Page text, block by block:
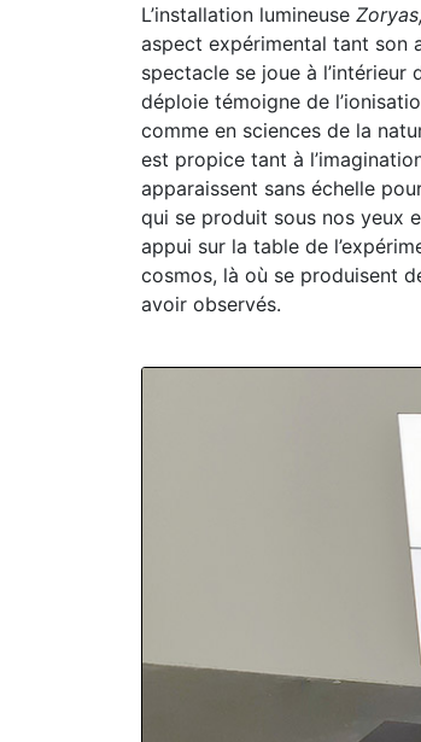
L’installation lumineuse
aspect expérimental tant son
spectacle se joue à l’intérieur
déploie témoigne de
comme en sciences de la
est propice tant à
apparaissent sans échelle
qui se produit sous nos yeux
appui sur la table de
cosmos, là où se produisent
avoir observés.